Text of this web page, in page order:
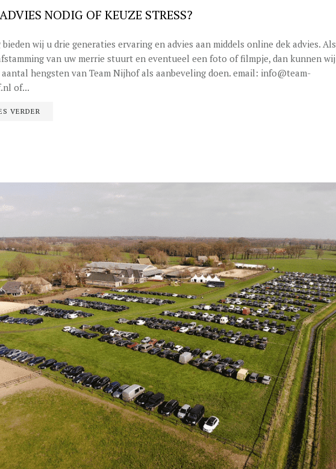
NODIG OF KEUZE STRESS?
bieden wij u drie generaties ervaring en advies aan middels online dek advies. Als
van uw merrie stuurt en eventueel een foto of filmpje, dan kunnen wij
aantal hengsten van Team Nijhof als aanbeveling doen. email: info@team-
of...
VERDER